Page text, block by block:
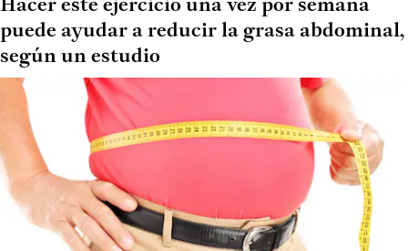
Hacer este ejercicio una vez por semana
puede ayudar a reducir la grasa abdominal,
según un estudio